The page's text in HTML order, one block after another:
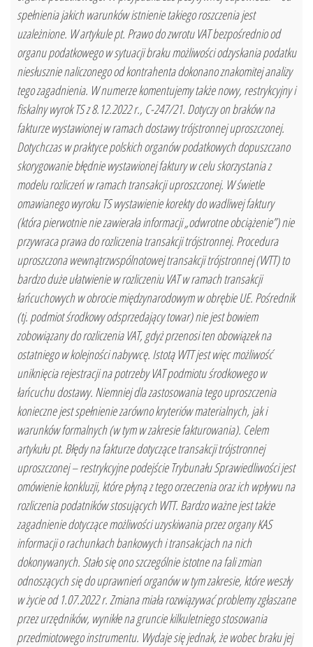
spełnienia jakich warunków istnienie takiego roszczenia jest
uzależnione. W artykule pt. Prawo do zwrotu VAT bezpośrednio od
organu podatkowego w sytuacji braku możliwości odzyskania podatku
niesłusznie naliczonego od kontrahenta dokonano znakomitej analizy
tego zagadnienia. W numerze komentujemy także nowy, restrykcyjny i
fiskalny wyrok TS z 8.12.2022 r., C-247/21. Dotyczy on braków na
fakturze wystawionej w ramach dostawy trójstronnej uproszczonej.
Dotychczas w praktyce polskich organów podatkowych dopuszczano
skorygowanie błędnie wystawionej faktury w celu skorzystania z
modelu rozliczeń w ramach transakcji uproszczonej. W świetle
omawianego wyroku TS wystawienie korekty do wadliwej faktury
(która pierwotnie nie zawierała informacji „odwrotne obciążenie”) nie
przywraca prawa do rozliczenia transakcji trójstronnej. Procedura
uproszczona wewnątrzwspólnotowej transakcji trójstronnej (WTT) to
bardzo duże ułatwienie w rozliczeniu VAT w ramach transakcji
łańcuchowych w obrocie międzynarodowym w obrębie UE. Pośrednik
(tj. podmiot środkowy odsprzedający towar) nie jest bowiem
zobowiązany do rozliczenia VAT, gdyż przenosi ten obowiązek na
ostatniego w kolejności nabywcę. Istotą WTT jest więc możliwość
uniknięcia rejestracji na potrzeby VAT podmiotu środkowego w
łańcuchu dostawy. Niemniej dla zastosowania tego uproszczenia
konieczne jest spełnienie zarówno kryteriów materialnych, jak i
warunków formalnych (w tym w zakresie fakturowania). Celem
artykułu pt. Błędy na fakturze dotyczące transakcji trójstronnej
uproszczonej – restrykcyjne podejście Trybunału Sprawiedliwości jest
omówienie konkluzji, które płyną z tego orzeczenia oraz ich wpływu na
rozliczenia podatników stosujących WTT. Bardzo ważne jest także
zagadnienie dotyczące możliwości uzyskiwania przez organy KAS
informacji o rachunkach bankowych i transakcjach na nich
dokonywanych. Stało się ono szczególnie istotne na fali zmian
odnoszących się do uprawnień organów w tym zakresie, które weszły
w życie od 1.07.2022 r. Zmiana miała rozwiązywać problemy zgłaszane
przez urzędników, wynikłe na gruncie kilkuletniego stosowania
przedmiotowego instrumentu. Wydaje się jednak, że wobec braku jej